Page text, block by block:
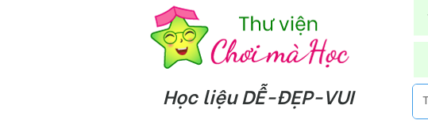
Học liệu DỄ-ĐẸP-VUI